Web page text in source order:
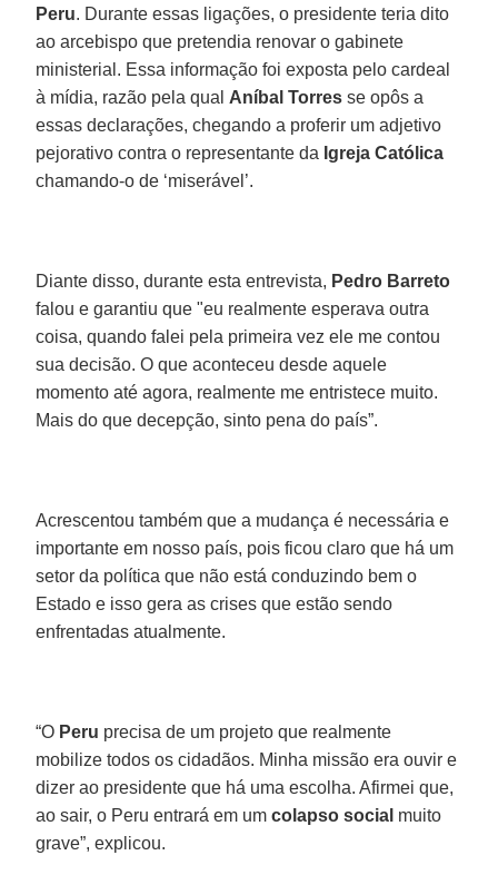
Peru. Durante essas ligações, o presidente teria dito
ao arcebispo que pretendia renovar o gabinete
ministerial. Essa informação foi exposta pelo cardeal
à mídia, razão pela qual Aníbal Torres se opôs a
essas declarações, chegando a proferir um adjetivo
pejorativo contra o representante da Igreja Católica
chamando-o de ‘miserável’.
Diante disso, durante esta entrevista, Pedro Barreto
falou e garantiu que "eu realmente esperava outra
coisa, quando falei pela primeira vez ele me contou
sua decisão. O que aconteceu desde aquele
momento até agora, realmente me entristece muito.
Mais do que decepção, sinto pena do país”.
Acrescentou também que a mudança é necessária e
importante em nosso país, pois ficou claro que há um
setor da política que não está conduzindo bem o
Estado e isso gera as crises que estão sendo
enfrentadas atualmente.
“O Peru precisa de um projeto que realmente
mobilize todos os cidadãos. Minha missão era ouvir e
dizer ao presidente que há uma escolha. Afirmei que,
ao sair, o Peru entrará em umcolapso social muito
grave”, explicou.